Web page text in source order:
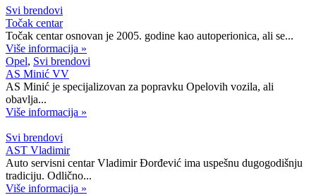
Svi brendovi
Točak centar
Točak centar osnovan je 2005. godine kao autoperionica, ali se...
Više informacija »
Opel, Svi brendovi
AS Minić VV
AS Minić je specijalizovan za popravku Opelovih vozila, ali
obavlja...
Više informacija »
Svi brendovi
AST Vladimir
Auto servisni centar Vladimir Đorđević ima uspešnu dugogodišnju
tradiciju. Odlično...
Više informacija »